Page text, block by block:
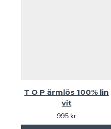
T O P ärmlös 100% lin
vit
995 kr